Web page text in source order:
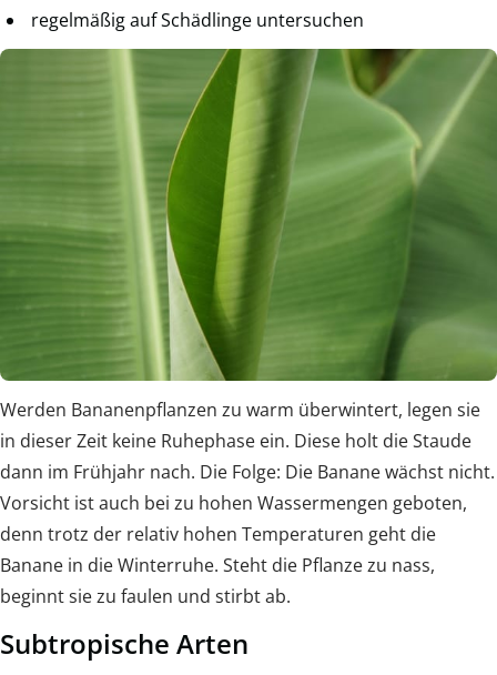
regelmäßig auf Schädlinge untersuchen
Werden Bananenpflanzen zu warm überwintert, legen sie
in dieser Zeit keine Ruhephase ein. Diese holt die Staude
dann im Frühjahr nach. Die Folge: Die Banane wächst nicht.
Vorsicht ist auch bei zu hohen Wassermengen geboten,
denn trotz der relativ hohen Temperaturen geht die
Banane in die Winterruhe. Steht die Pflanze zu nass,
beginnt sie zu faulen und stirbt ab.
Subtropische Arten